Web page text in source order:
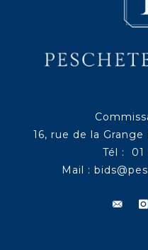
16, rue de la
Tél : 01
Mail :